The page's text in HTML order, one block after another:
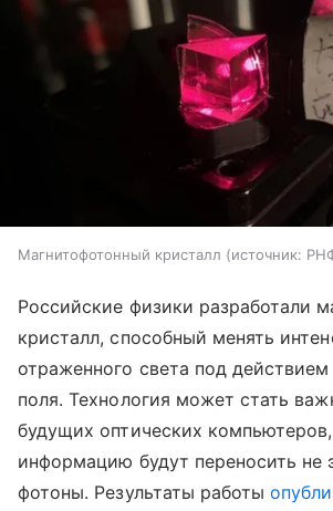
Магнитофотонный кристалл источник:
Российские физики разработали
кристалл, способный менять
отраженного света под действием
поля. Технология может стать
будущих оптических
информацию будут переносить не
фотоны. Результаты работы